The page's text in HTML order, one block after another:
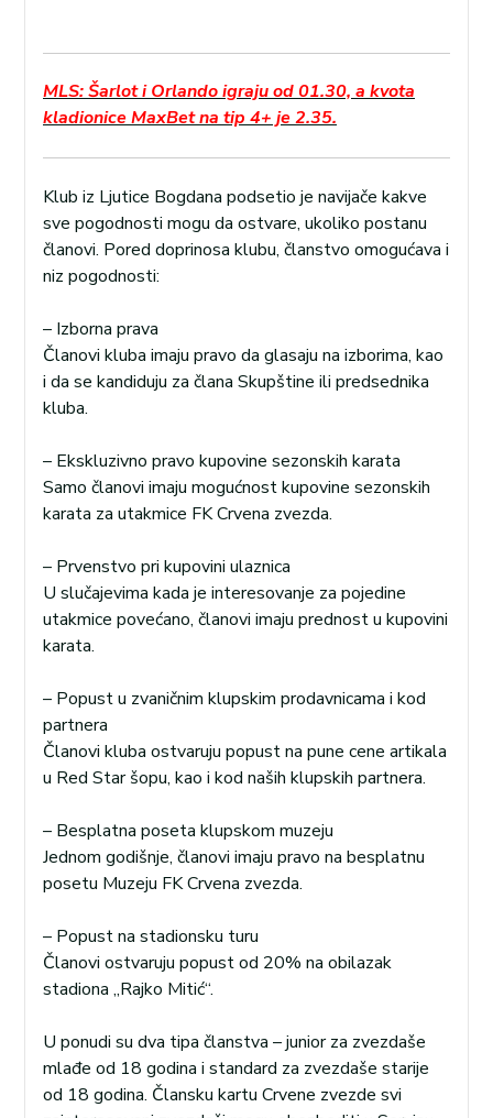
MLS: Šarlot i Orlando igraju od 01.30, a kvota
kladionice MaxBet na tip 4+ je 2.35.
Klub iz Ljutice Bogdana podsetio je navijače kakve
sve pogodnosti mogu da ostvare, ukoliko postanu
članovi. Pored doprinosa klubu, članstvo omogućava i
niz pogodnosti:
– Izborna prava
Članovi kluba imaju pravo da glasaju na izborima, kao
i da se kandiduju za člana Skupštine ili predsednika
kluba.
– Ekskluzivno pravo kupovine sezonskih karata
Samo članovi imaju mogućnost kupovine sezonskih
karata za utakmice FK Crvena zvezda.
– Prvenstvo pri kupovini ulaznica
U slučajevima kada je interesovanje za pojedine
utakmice povećano, članovi imaju prednost u kupovini
karata.
– Popust u zvaničnim klupskim prodavnicama i kod
partnera
Članovi kluba ostvaruju popust na pune cene artikala
u Red Star šopu, kao i kod naših klupskih partnera.
– Besplatna poseta klupskom muzeju
Jednom godišnje, članovi imaju pravo na besplatnu
posetu Muzeju FK Crvena zvezda.
– Popust na stadionsku turu
Članovi ostvaruju popust od 20% na obilazak
stadiona „Rajko Mitić“.
U ponudi su dva tipa članstva – junior za zvezdaše
mlađe od 18 godina i standard za zvezdaše starije
od 18 godina. Člansku kartu Crvene zvezde svi